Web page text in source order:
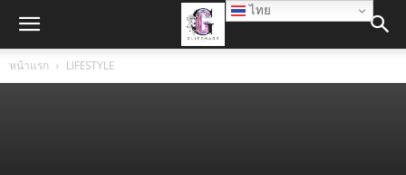
หน้าแรก LIFESTYLE
ไทย